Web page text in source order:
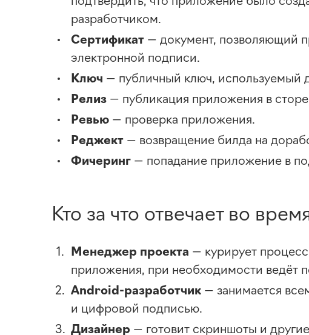
разработчиком.
Сертификат — документ, позволяющий
электронной подписи.
Ключ — публичный ключ, используемый
Релиз — публикация приложения в
Ревью — проверка приложения.
Реджект — возвращение билда на
Фичеринг — попадание приложение в
Кто за что отвечает во
Менеджер проекта — курирует
приложения, при необходимости ведёт
Android-разработчик — занимается
и цифровой подписью.
Дизайнер — готовит скриншоты и